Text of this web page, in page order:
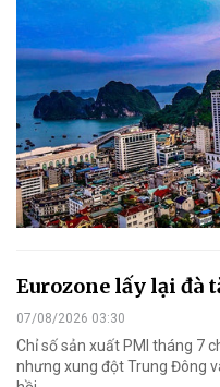
Eurozone lấy lại đà
07/08/2026 03:30
Chỉ số sản xuất PMI tháng 7
nhưng xung đột Trung Đông